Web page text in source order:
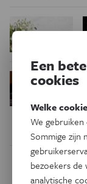
Een
cookies
Welke
We
Sommige zijn
bezoekers de
analytische